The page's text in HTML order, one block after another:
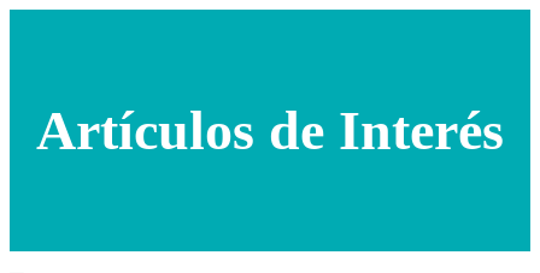
Artículos de Interés